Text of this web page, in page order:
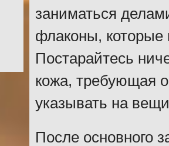
заниматься
флаконы, которые
Постарайтесь
кожа, требующая
указывать на
После основного